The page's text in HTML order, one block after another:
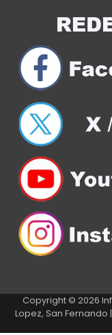
Copyright © 2026
Lopez, San Fernando